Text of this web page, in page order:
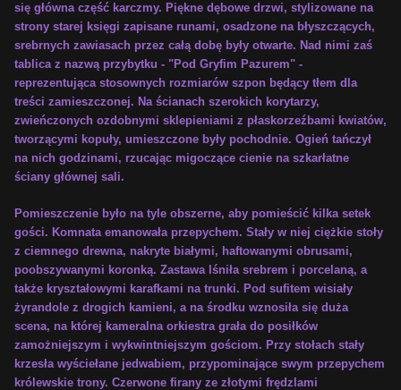
się główna część karczmy. Piękne dębowe drzwi, stylizowane na
strony starej księgi zapisane runami, osadzone na błyszczących,
srebrnych zawiasach przez całą dobę były otwarte. Nad nimi zaś
tablica z nazwą przybytku - "Pod Gryfim Pazurem" -
reprezentująca stosownych rozmiarów szpon będący tłem dla
treści zamieszczonej. Na ścianach szerokich korytarzy,
zwieńczonych ozdobnymi sklepieniami z płaskorzeźbami kwiatów,
tworzącymi kopuły, umieszczone były pochodnie. Ogień tańczył
na nich godzinami, rzucając migoczące cienie na szkarłatne
ściany głównej sali.
Pomieszczenie było na tyle obszerne, aby pomieścić kilka setek
gości. Komnata emanowała przepychem. Stały w niej ciężkie stoły
z ciemnego drewna, nakryte białymi, haftowanymi obrusami,
poobszywanymi koronką. Zastawa lśniła srebrem i porcelaną, a
także kryształowymi karafkami na trunki. Pod sufitem wisiały
żyrandole z drogich kamieni, a na środku wznosiła się duża
scena, na której kameralna orkiestra grała do posiłków
zamożniejszym i wykwintniejszym gościom. Przy stołach stały
krzesła wyściełane jedwabiem, przypominające swym przepychem
królewskie trony. Czerwone firany ze złotymi frędzlami